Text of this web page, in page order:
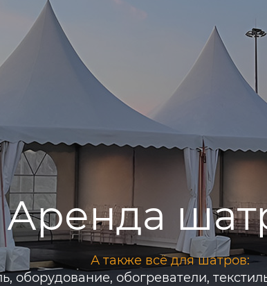
Аренда
А также всё для шатров:
оборудование, обогреватели,